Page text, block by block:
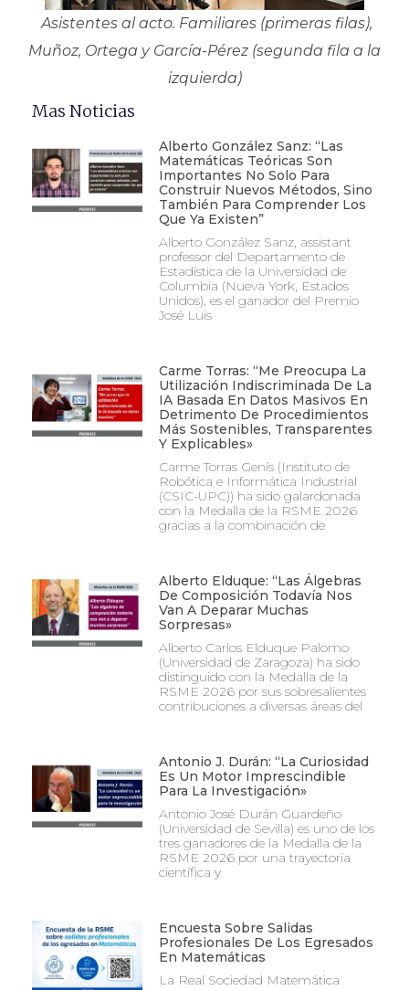
Asistentes al acto. Familiares (primeras filas),
Muñoz, Ortega y García-Pérez (segunda fila a la
izquierda)
Mas Noticias
Alberto González Sanz: “Las
Matemáticas Teóricas Son
Importantes No Solo Para
Construir Nuevos Métodos, Sino
También Para Comprender Los
Que Ya Existen”
Alberto González Sanz, assistant
professor del Departamento de
Estadística de la Universidad de
Columbia (Nueva York, Estados
Unidos), es el ganador del Premio
José Luis
Carme Torras: “Me Preocupa La
Utilización Indiscriminada De La
IA Basada En Datos Masivos En
Detrimento De Procedimientos
Más Sostenibles, Transparentes
Y Explicables»
Carme Torras Genís (Instituto de
Robótica e Informática Industrial
(CSIC-UPC)) ha sido galardonada
con la Medalla de la RSME 2026
gracias a la combinación de
Alberto Elduque: “Las Álgebras
De Composición Todavía Nos
Van A Deparar Muchas
Sorpresas»
Alberto Carlos Elduque Palomo
(Universidad de Zaragoza) ha sido
distinguido con la Medalla de la
RSME 2026 por sus sobresalientes
contribuciones a diversas áreas del
Antonio J. Durán: “La Curiosidad
Es Un Motor Imprescindible
Para La Investigación»
Antonio José Durán Guardeño
(Universidad de Sevilla) es uno de los
tres ganadores de la Medalla de la
RSME 2026 por una trayectoria
científica y
Encuesta Sobre Salidas
Profesionales De Los Egresados
En Matemáticas
La Real Sociedad Matemática